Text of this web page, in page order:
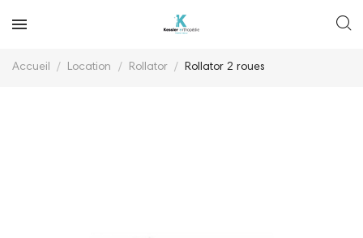
Accueil Location Rollator Rollator 2 roues